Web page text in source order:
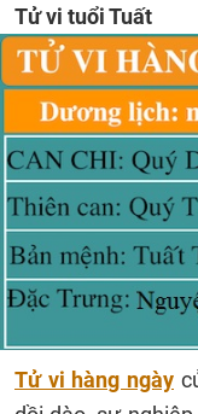
Tử vi tuổi Tuất
Tử vi hàng ngày